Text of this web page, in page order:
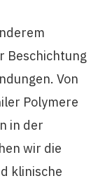
Beschichtung
Von
Polymere
in der
wir die
klinische